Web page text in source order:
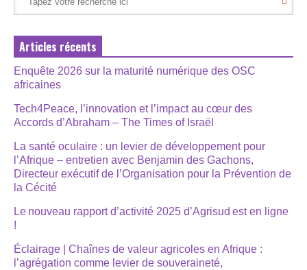
Articles récents
Enquête 2026 sur la maturité numérique des OSC
africaines
Tech4Peace, l’innovation et l’impact au cœur des
Accords d’Abraham – The Times of Israël
La santé oculaire : un levier de développement pour
l’Afrique – entretien avec Benjamin des Gachons,
Directeur exécutif de l’Organisation pour la Prévention de
la Cécité
Le nouveau rapport d’activité 2025 d’Agrisud est en ligne
!
Éclairage | Chaînes de valeur agricoles en Afrique :
l’agrégation comme levier de souveraineté,